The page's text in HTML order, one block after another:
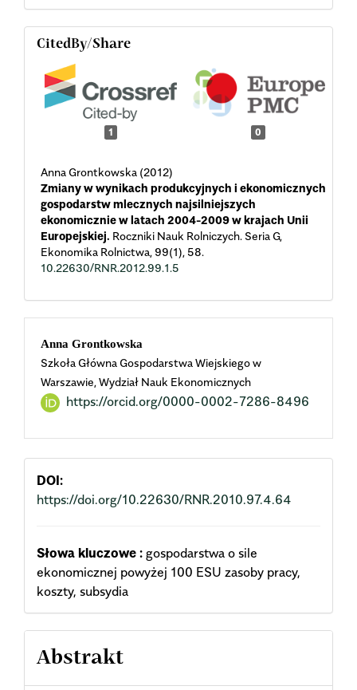
CitedBy/Share
1 0
Anna Grontkowska (2012)
Zmiany w wynikach produkcyjnych i ekonomicznych
gospodarstw mlecznych najsilniejszych
ekonomicznie w latach 2004-2009 w krajach Unii
Europejskiej. Roczniki Nauk Rolniczych. Seria G,
Ekonomika Rolnictwa, 99(1),58.
10.22630/RNR.2012.99.1.5
Main
Article
Content
Anna Grontkowska
Szkoła Główna Gospodarstwa Wiejskiego w
Warszawie, Wydział Nauk Ekonomicznych
https://orcid.org/0000-0002-7286-8496
DOI:
https://doi.org/10.22630/RNR.2010.97.4.64
Słowa kluczowe : gospodarstwa o sile
ekonomicznej powyżej 100 ESU zasoby pracy,
koszty, subsydia
Abstrakt